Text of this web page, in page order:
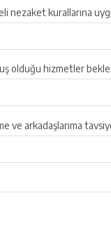
nezaket kurallarına
olduğu hizmetler
ve arkadaşlarıma